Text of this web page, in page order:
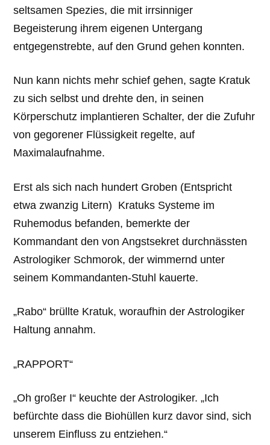
seltsamen Spezies, die mit irrsinniger
Begeisterung ihrem eigenen Untergang
entgegenstrebte, auf den Grund gehen konnten.
Nun kann nichts mehr schief gehen, sagte Kratuk
zu sich selbst und drehte den, in seinen
Körperschutz implantieren Schalter, der die Zufuhr
von gegorener Flüssigkeit regelte, auf
Maximalaufnahme.
Erst als sich nach hundert Groben (Entspricht
etwa zwanzig Litern) Kratuks Systeme im
Ruhemodus befanden, bemerkte der
Kommandant den von Angstsekret durchnässten
Astrologiker Schmorok, der wimmernd unter
seinem Kommandanten-Stuhl kauerte.
„Rabo“ brüllte Kratuk, woraufhin der Astrologiker
Haltung annahm.
„RAPPORT“
„Oh großer I“ keuchte der Astrologiker. „Ich
befürchte dass die Biohüllen kurz davor sind, sich
unserem Einfluss zu entziehen.“